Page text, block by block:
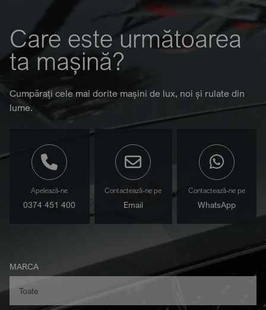
Care este următoarea
ta mașină?
Cumpărați cele mai dorite mașini de lux, noi și rulate din
lume.
Apelează-ne
0374 451 400
Contactează-ne pe
Email
Contactează-ne pe
WhatsApp
MARCA